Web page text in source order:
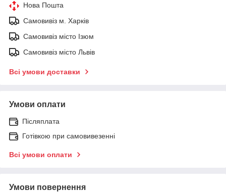
Нова Пошта
Самовивіз м. Харків
Самовивіз місто Ізюм
Самовивіз місто Львів
Всі умови доставки
Умови оплати
Післяплата
Готівкою при самовивезенні
Всі умови оплати
Умови повернення